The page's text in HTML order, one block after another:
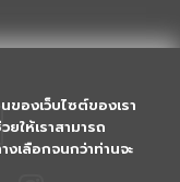
ของเว็บไซต์ของเรา
ยให้เราสามารถ
งเลือกจนกว่าท่านจะ